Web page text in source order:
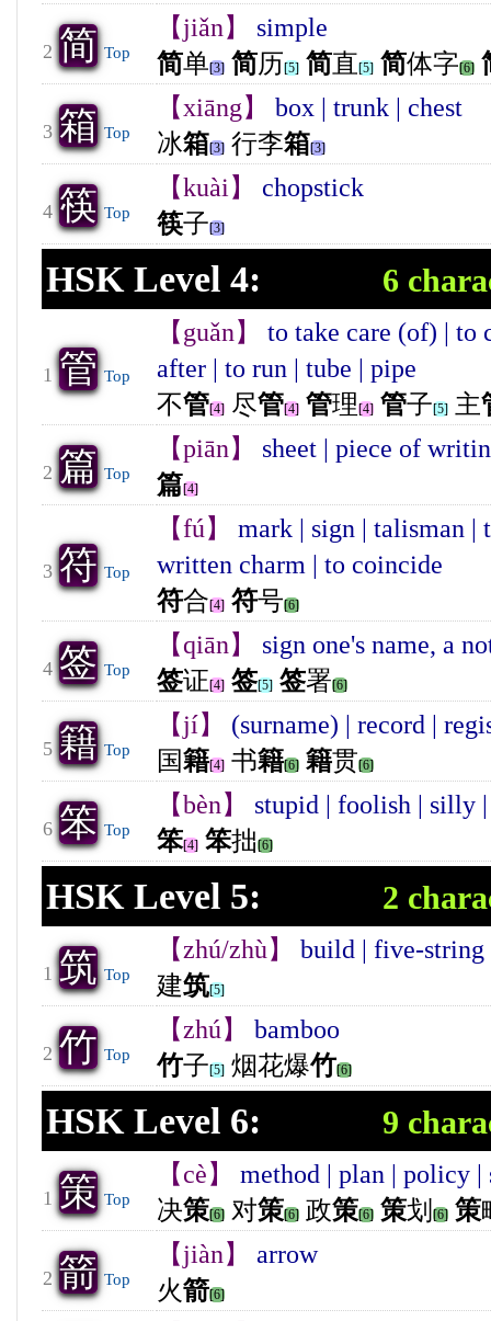
2 简 Top
【jiǎn】
simple
简单[3] 简历[5] 简直[5] 简体字[6]
3 箱 Top
【xiāng】
box | trunk | chest
冰箱[3] 行李箱[3]
4 筷 Top
【kuài】
chopstick
筷子[3]
HSK Level 4: 6
1 管 Top
【guǎn】
to take care (of) | to
after | to run | tube | pipe
不管[4] 尽管[4] 管理[4] 管子[5] 主
2 篇 Top
【piān】
sheet | piece of
篇[4]
3 符 Top
【fú】
mark | sign | talisman |
written charm | to coincide
符合[4] 符号[6]
4 签 Top
【qiān】
sign one's name, a
签证[4] 签[5] 签署[6]
5 籍 Top
【jí】
(surname) | record |
国籍[4] 书籍[6] 籍贯[6]
6 笨 Top
【bèn】
stupid | foolish | silly
笨[4] 笨拙[6]
HSK Level 5: 2
1 筑 Top
【zhú/zhù】
build | five-string
建筑[5]
2 竹 Top
【zhú】
bamboo
竹子[5] 烟花爆竹[6]
HSK Level 6: 9
1 策 Top
【cè】
method | plan | policy |
决策[6] 对策[6] 政策[6] 策划 [6] 策
2 箭 Top
【jiàn】
arrow
火箭[6]